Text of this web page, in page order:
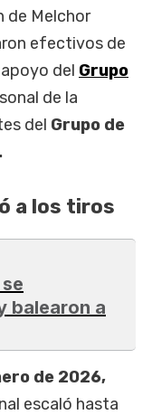
de Melchor
efectivos de
del Grupo
de la
del Grupo de
a los tiros
balearon a
de 2026,
escaló hasta